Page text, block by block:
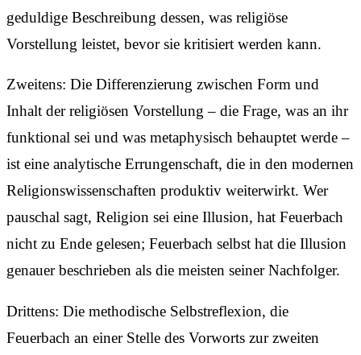
geduldige Beschreibung dessen, was religiöse
Vorstellung leistet, bevor sie kritisiert werden kann.
Zweitens: Die Differenzierung zwischen Form und
Inhalt der religiösen Vorstellung – die Frage, was an ihr
funktional sei und was metaphysisch behauptet werde –
ist eine analytische Errungenschaft, die in den modernen
Religionswissenschaften produktiv weiterwirkt. Wer
pauschal sagt, Religion sei eine Illusion, hat Feuerbach
nicht zu Ende gelesen; Feuerbach selbst hat die Illusion
genauer beschrieben als die meisten seiner Nachfolger.
Drittens: Die methodische Selbstreflexion, die
Feuerbach an einer Stelle des Vorworts zur zweiten